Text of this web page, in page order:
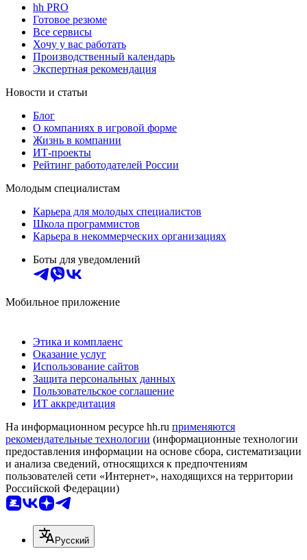
hh PRO
Готовое резюме
Все сервисы
Хочу у вас работать
Производственный календарь
Экспертная рекомендация
Новости и статьи
Блог
О компаниях в игровой форме
Жизнь в компании
ИТ-проекты
Рейтинг работодателей России
Молодым специалистам
Карьера для молодых специалистов
Школа программистов
Карьера в некоммерческих организациях
Боты для уведомлений
Мобильное приложение
Этика и комплаенс
Оказание услуг
Использование сайтов
Защита персональных данных
Пользовательское соглашение
ИТ аккредитация
На информационном ресурсе hh.ru применяются
рекомендательные технологии (информационные технологии
предоставления информации на основе сбора, систематизации
и анализа сведений, относящихся к предпочтениям
пользователей сети «Интернет», находящихся на территории
Российской Федерации)
Русский